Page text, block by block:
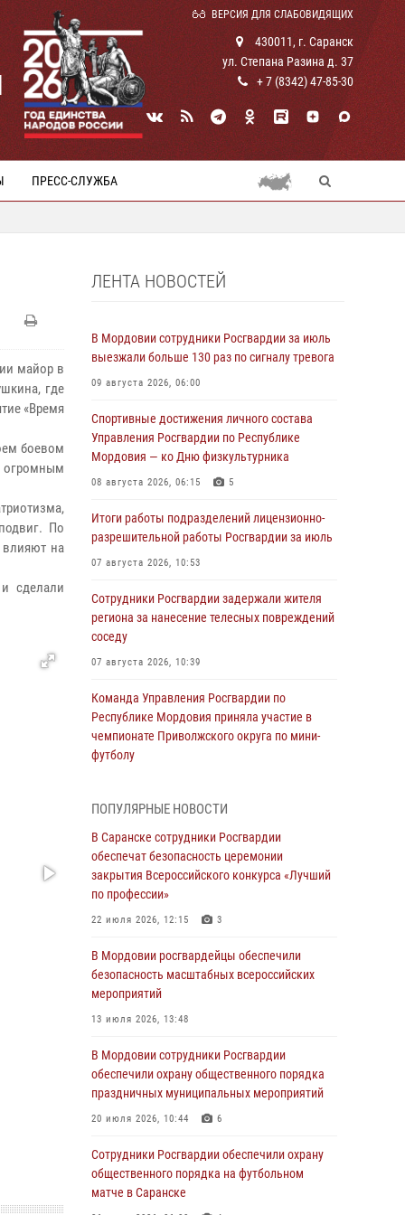
ВЕРСИЯ ДЛЯ СЛАБОВИДЯЩИХ
430011, г. Саранск
ул. Степана Разина д. 37
+ 7 (8342) 47-85-30
ПРЕСС-СЛУЖБА
майор в
где
«Время
боевом
огромным
По
на
сделали
ЛЕНТА НОВОСТЕЙ
В Мордовии сотрудники Росгвардии за июль
выезжали больше 130 раз по сигналу тревога
09 августа 2026, 06:00
Спортивные достижения личного состава
Управления Росгвардии по Республике
Мордовия — ко Дню физкультурника
08 августа 2026, 06:15 5
Итоги работы подразделений лицензионно-
разрешительной работы Росгвардии за июль
07 августа 2026, 10:53
Сотрудники Росгвардии задержали жителя
региона за нанесение телесных повреждений
соседу
07 августа 2026, 10:39
Команда Управления Росгвардии по
Республике Мордовия приняла участие в
чемпионате Приволжского округа по мини-
футболу
Росгвардейцы выполнили в полном объёме
задачи по охране общественного порядка в
период важного для Мордовии праздника
06 августа 2026, 08:48 5
В Мордовии руководство и личный состав
посвящённых 25-летию канонизации Фёдора
Ушакова
06 августа 2026, 08:14
задержали дебошира, повредившего
имущество в кафе
06 августа 2026, 07:03
правоохранители отреагировали
незамедлительно
05 августа 2026, 15:04
ПОПУЛЯРНЫЕ НОВОСТИ
В Саранске сотрудники Росгвардии
обеспечат безопасность церемонии
закрытия Всероссийского конкурса «Лучший
по профессии»
22 июля 2026, 12:15 3
В Мордовии росгвардейцы обеспечили
безопасность масштабных всероссийских
мероприятий
13 июля 2026, 13:48
В Мордовии сотрудники Росгвардии
обеспечили охрану общественного порядка
праздничных муниципальных мероприятий
20 июля 2026, 10:44 6
Сотрудники Росгвардии обеспечили охрану
общественного порядка на футбольном
матче в Саранске